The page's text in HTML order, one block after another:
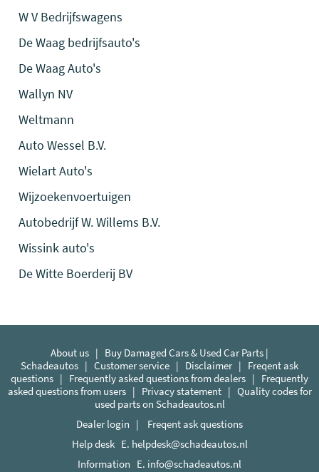
W V Bedrijfswagens
De Waag bedrijfsauto's
De Waag Auto's
Wallyn NV
Weltmann
Auto Wessel B.V.
Wielart Auto's
Wijzoekenvoertuigen
Autobedrijf W. Willems B.V.
Wissink auto's
De Witte Boerderij BV
About us | Buy Damaged Cars & Used Car Parts |
Schadeautos | Customer service | Disclaimer| Freqent ask
questions | Frequently asked questions from dealers | Frequently
asked questions from users| Privacy statement| Quality codes for
used parts on Schadeautos.nl
Dealer login | Freqent ask questions
Help desk E. helpdesk@schadeautos.nl
Information E. info@schadeautos.nl